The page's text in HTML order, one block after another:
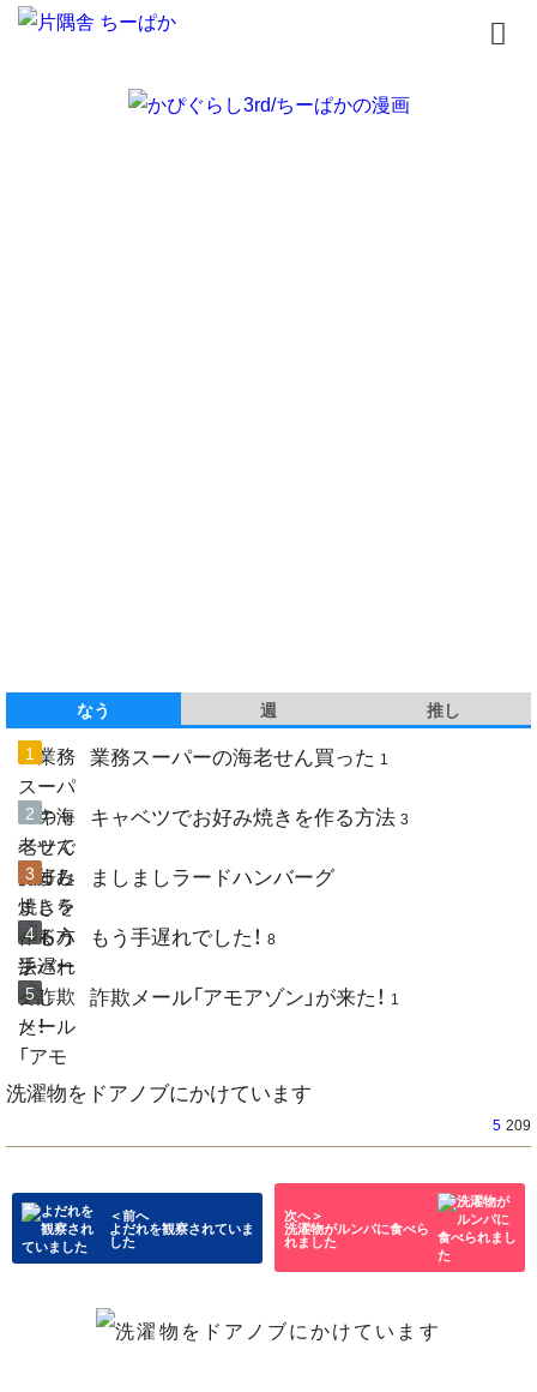
なう 週 推し
業務スーパーの海老せん買った 1
キャベツでお好み焼きを作る方法 3
ましましラードハンバーグ
もう手遅れでした！ 8
詐欺メール「アモアゾン」が来た！ 1
洗濯物をドアノブにかけています
5 209
＜前へ
よだれを観察されていま
した
次へ＞
洗濯物がルンパに食べら
れました
トップページ